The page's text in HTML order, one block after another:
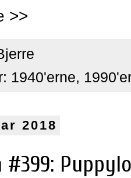
>>
1940'erne,
2018
#399: